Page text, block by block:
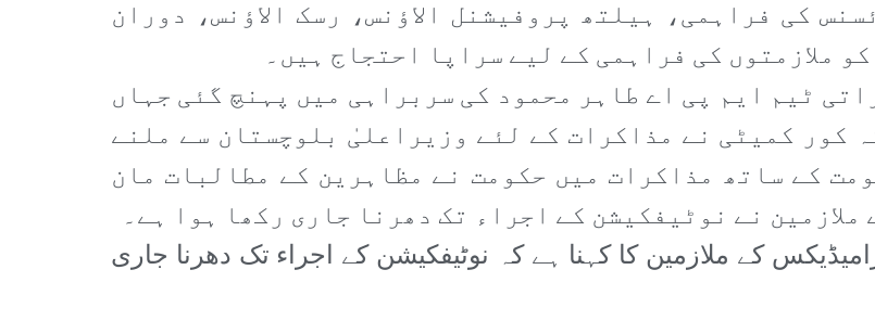
کی فراہمی، ہیلتھ پروفیشنل الاؤنس، رسک الاؤنس، دوران
ملازمتوں کی فراہمی کے لیے سراپا احتجاج ہیں۔
ٹیم ایم پی اے طاہر محمود کی سربراہی میں پہنچ گئی جہاں
کور کمیٹی نے مذاکرات کے لئے وزیراعلیٰ بلوچستان سے ملنے
کے ساتھ مذاکرات میں حکومت نے مظاہرین کے مطالبات مان
نے نوٹیفکیشن کے اجراء تک دھرنا جاری رکھا ہوا ہے۔
کے ملازمین کا کہنا ہے کہ نوٹیفکیشن کے اجراء تک دھرنا جاری